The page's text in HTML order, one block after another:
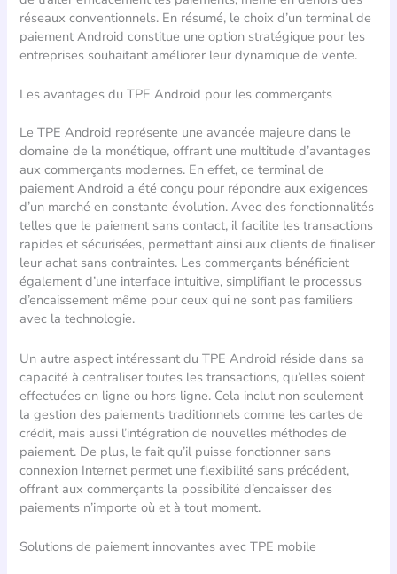
réseaux conventionnels. En résumé, le choix d’un terminal de
paiement Android constitue une option stratégique pour les
entreprises souhaitant améliorer leur dynamique de vente.
Les avantages du TPE Android pour les commerçants
Le TPE Android représente une avancée majeure dans le
domaine de la monétique, offrant une multitude d’avantages
aux commerçants modernes. En effet, ce terminal de
paiement Android a été conçu pour répondre aux exigences
d’un marché en constante évolution. Avec des fonctionnalités
telles que le paiement sans contact, il facilite les transactions
rapides et sécurisées, permettant ainsi aux clients de finaliser
leur achat sans contraintes. Les commerçants bénéficient
également d’une interface intuitive, simplifiant le processus
d’encaissement même pour ceux qui ne sont pas familiers
avec la technologie.
Un autre aspect intéressant du TPE Android réside dans sa
capacité à centraliser toutes les transactions, qu’elles soient
effectuées en ligne ou hors ligne. Cela inclut non seulement
la gestion des paiements traditionnels comme les cartes de
crédit, mais aussi l’intégration de nouvelles méthodes de
paiement. De plus, le fait qu’il puisse fonctionner sans
connexion Internet permet une flexibilité sans précédent,
offrant aux commerçants la possibilité d’encaisser des
paiements n’importe où et à tout moment.
Solutions de paiement innovantes avec TPE mobile